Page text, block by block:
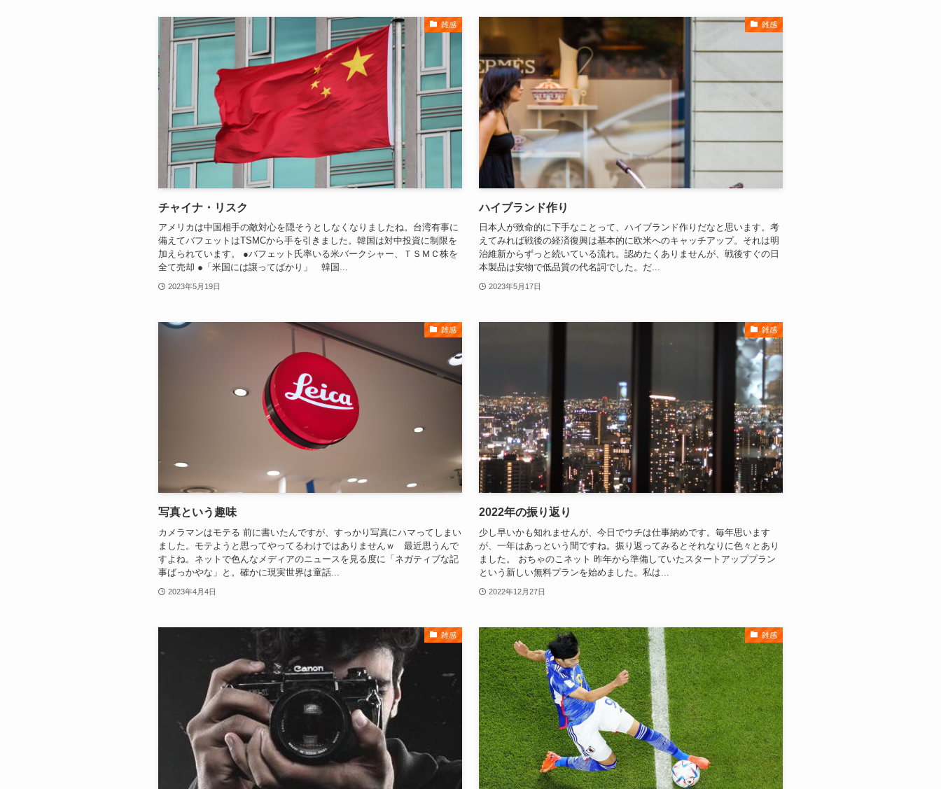
雑感
チャイナ・リスク
アメリカは中国相手の敵対心を隠そうとしなくなりましたね。台湾有事に
備えてバフェットはTSMCから手を引きました。韓国は対中投資に制限を
加えられています。 ●バフェット氏率いる米バークシャー、ＴＳＭＣ株を
全て売却 ●「米国には譲ってばかり」 韓国...
2023年5月19日
雑感
ハイブランド作り
日本人が致命的に下手なことって、ハイブランド作りだなと思います。考
えてみれば戦後の経済復興は基本的に欧米へのキャッチアップ。それは明
治維新からずっと続いている流れ。認めたくありませんが、戦後すぐの日
本製品は安物で低品質の代名詞でした。だ...
2023年5月17日
雑感
写真という趣味
カメラマンはモテる 前に書いたんですが、すっかり写真にハマってしまい
ました。モテようと思ってやってるわけではありませんｗ 最近思うんで
すよね。ネットで色んなメディアのニュースを見る度に「ネガティブな記
事ばっかやな」と。確かに現実世界は童話...
2023年4月4日
雑感
2022年の振り返り
少し早いかも知れませんが、今日でウチは仕事納めです。毎年思います
が、一年はあっという間ですね。振り返ってみるとそれなりに色々とあり
ました。 おちゃのこネット 昨年から準備していたスタートアッププラン
という新しい無料プランを始めました。私は...
2022年12月27日
雑感 雑感